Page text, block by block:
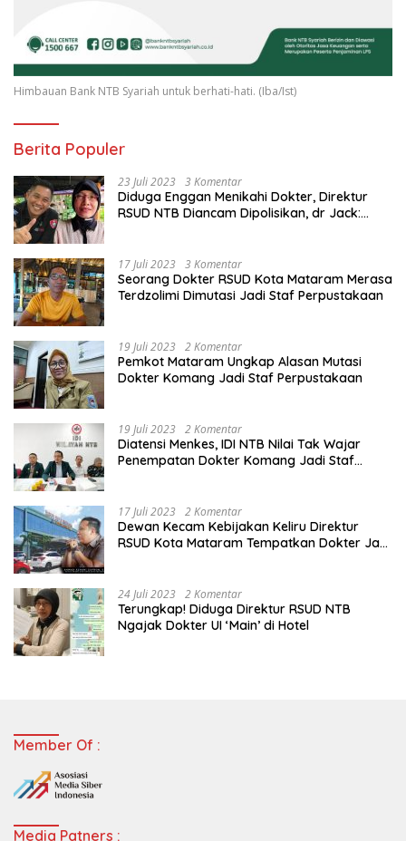
Himbauan Bank NTB Syariah untuk berhati-hati. (Iba/Ist)
Berita Populer
23 Juli 2023 3 Komentar
Diduga Enggan Menikahi Dokter, Direktur
RSUD NTB Diancam Dipolisikan, dr Jack:
17 Juli 2023 3 Komentar
Seorang Dokter RSUD Kota Mataram Merasa
Terdzolimi Dimutasi Jadi Staf Perpustakaan
19 Juli 2023 2 Komentar
Pemkot Mataram Ungkap Alasan Mutasi
Dokter Komang Jadi Staf Perpustakaan
19 Juli 2023 2 Komentar
Diatensi Menkes, IDI NTB Nilai Tak Wajar
Penempatan Dokter Komang Jadi Staf
17 Juli 2023 2 Komentar
Dewan Kecam Kebijakan Keliru Direktur
RSUD Kota Mataram Tempatkan Dokter Jadi
24 Juli 2023 2 Komentar
Terungkap! Diduga Direktur RSUD NTB
Ngajak Dokter UI ‘Main’ di Hotel
Member Of :
Media Patners :